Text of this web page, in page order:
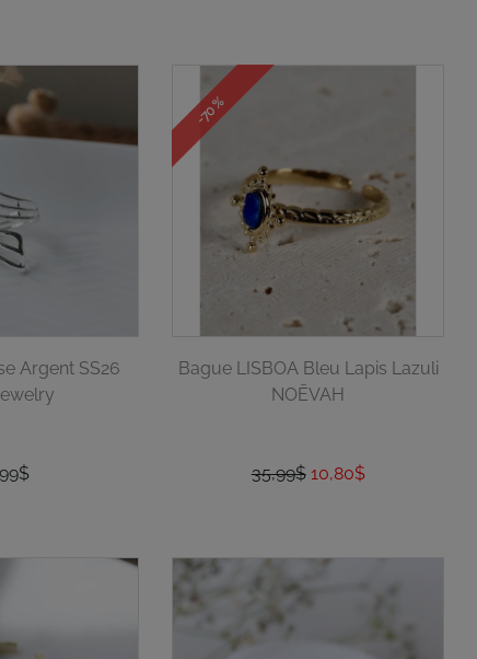
Argent SS26
-70 %
Bague LISBOA Bleu Lapis Lazuli
NOĒVAH
35,99$ 10,80$